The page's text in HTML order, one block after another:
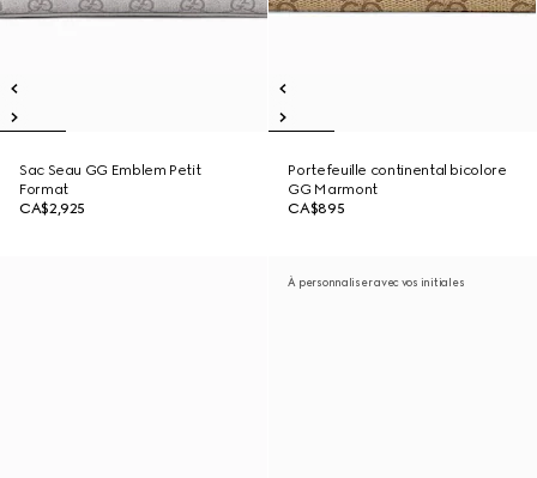
Sac Seau GG Emblem Petit
Format
CA$2,925
Portefeuille continental bicolore
GG Marmont
CA$895
À personnaliser avec vos initiales